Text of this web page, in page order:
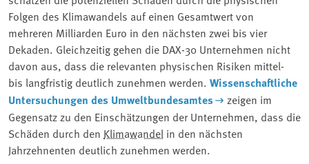
Folgen des Klimawandels auf einen Gesamtwert von
mehreren Milliarden Euro in den nächsten zwei bis vier
Dekaden. Gleichzeitig gehen die DAX-30 Unternehmen nicht
davon aus, dass die relevanten physischen Risiken mittel-
bis langfristig deutlich zunehmen werden. Wissenschaftliche
Untersuchungen des Umweltbundesamtes
zeigen im
Gegensatz zu den Einschätzungen der Unternehmen, dass die
Schäden durch den Klimawandel in den nächsten
Jahrzehnenten deutlich zunehmen werden.